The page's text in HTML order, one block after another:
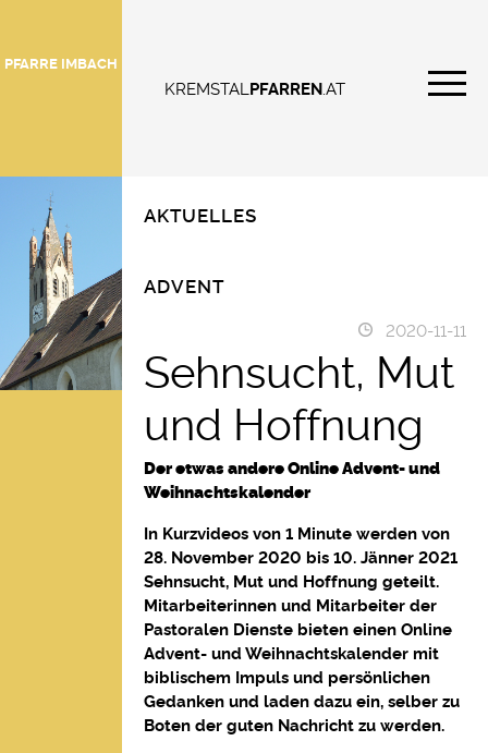
PFARRE IMBACH
KREMSTAL PFARREN.AT
AKTUELLES
ADVENT
2020-11-11
Sehnsucht, Mut
und Hoffnung
Der etwas andere Online Advent- und
Weihnachtskalender
In Kurzvideos von 1 Minute werden von
28. November 2020 bis 10. Jänner 2021
Sehnsucht, Mut und Hoffnung geteilt.
Mitarbeiterinnen und Mitarbeiter der
Pastoralen Dienste bieten einen Online
Advent- und Weihnachtskalender mit
biblischem Impuls und persönlichen
Gedanken und laden dazu ein, selber zu
Boten der guten Nachricht zu werden.